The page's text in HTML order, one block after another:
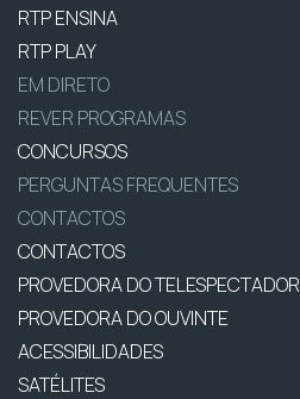
RTP ENSINA
RTP PLAY
EM DIRETO
REVER PROGRAMAS
CONCURSOS
PERGUNTAS FREQUENTES
CONTACTOS
CONTACTOS
PROVEDORA DO TELESPECTADOR
PROVEDORA DO OUVINTE
ACESSIBILIDADES
SATÉLITES